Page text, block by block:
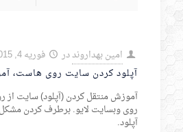
امین بهدارونددر
فوریه 4, 2015
آپلود کردن سایت روی هاست،
آموزش منتقل کردن (آپلود) سایت از
روی وبسایت لایو. برطرف کردن
آپلود.